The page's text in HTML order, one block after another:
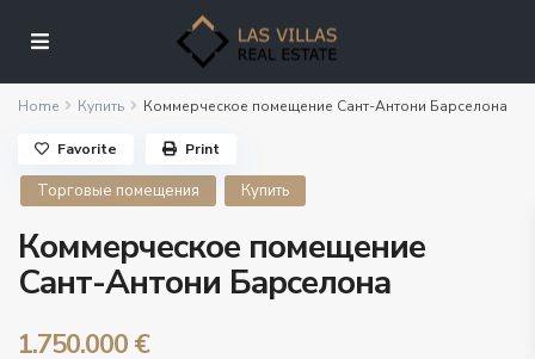
Home Купить Коммерческое помещение Сант-Антони Барселона
Торговые помещения Купить
Коммерческое помещение
Сант-Антони Барселона
1.750.000 €
Favorite Print